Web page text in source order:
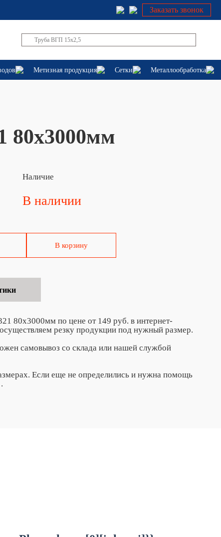
Заказать звонок
Метизная продукция Сетки Металлообработка
80х3000мм
Наличие
В наличии
В корзину
80х3000мм по цене от 149 руб. в интернет-
резку продукции под нужный размер.
самовывоз со склада или нашей службой
Если еще не определились и нужна помощь
.